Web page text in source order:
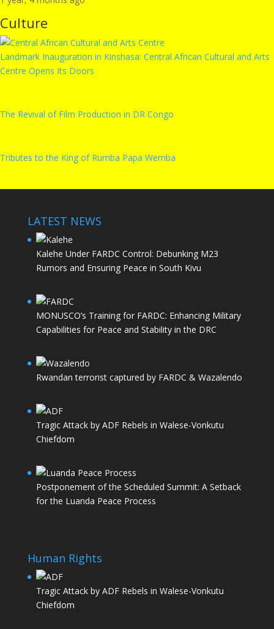
Culture
Landmark Inauguration in Kinshasa: Central African Cultural and Arts
Centre Opens Its Doors
The Revival of Film Production in DR Congo
Tributes to the King of Rumba Papa Wemba
LATEST NEWS
Kalehe Under FARDC Control: Debunking M23
Rumors and Ensuring Peace in South Kivu
MONUSCO’s Training for FARDC: Enhancing Military
Capabilities for Peace and Stability in the DRC
Rwandan terrorist captured by FARDC & Wazalendo
Tragic Attack by ADF Rebels in Walese-Vonkutu
Chiefdom
Postponement of the Scheduled Summit: A Setback
for the Luanda Peace Process
Human Rights
Tragic Attack by ADF Rebels in Walese-Vonkutu
Chiefdom